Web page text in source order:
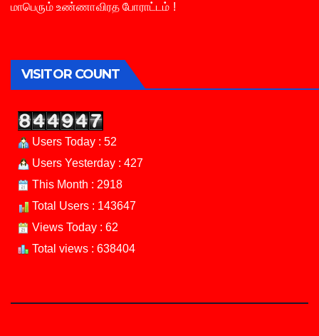
மாபெரும் உண்ணாவிரத போராட்டம் !
VISITOR COUNT
Users Today : 52
Users Yesterday : 427
This Month : 2918
Total Users : 143647
Views Today : 62
Total views : 638404